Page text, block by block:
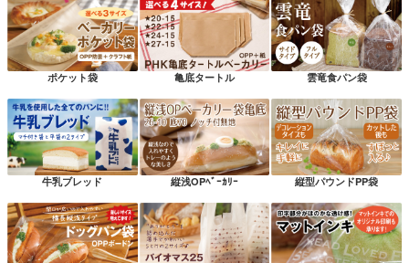
ポケット袋 亀底タートル 雲竜食パン袋
牛乳ブレッド 縦浅OPﾍﾞｰｶﾘｰ 縦型パウンドPP袋